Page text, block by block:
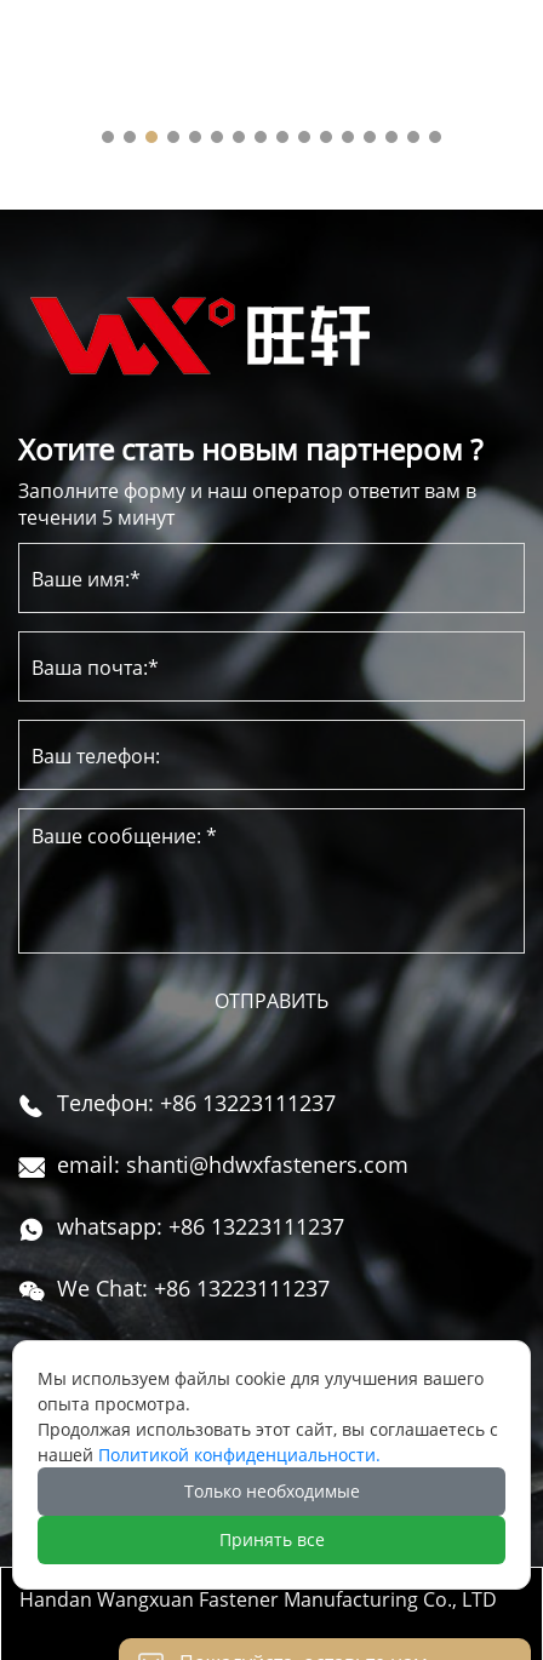
Хотите стать новым партнером ?
Заполните форму и наш оператор ответит вам в
течении 5 минут
 Телефон: +86 13223111237
 email: shanti@hdwxfasteners.com
 whatsapp: +86 13223111237
 We Chat: +86 13223111237
Адрес: Северная часть Западной улицы,
Чжоуцунь, поселок Сису, район Юннянь,
город Ханьдань, провинция Хэбэй, Китай
 
Handan Wangxuan Fastener Manufacturing Co., LTD
Мы используем файлы cookie для улучшения вашего
опыта просмотра.
Продолжая использовать этот сайт, вы соглашаетесь с
нашей Политикой конфиденциальности.
Только необходимые
Принять все